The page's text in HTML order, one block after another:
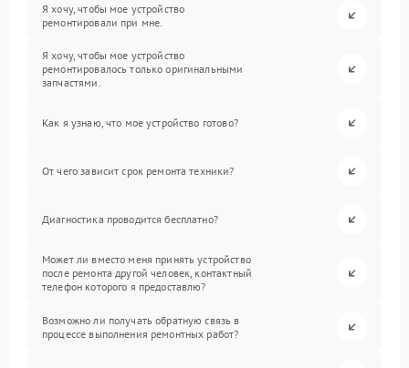
Я хочу, чтобы мое устройство
ремонтировали при мне.
Я хочу, чтобы мое устройство
ремонтировалось только оригинальными
запчастями.
Как я узнаю, что мое устройство готово?
От чего зависит срок ремонта техники?
Диагностика проводится бесплатно?
Может ли вместо меня принять устройство
после ремонта другой человек, контактный
телефон которого я предоставлю?
Возможно ли получать обратную связь в
процессе выполнения ремонтных работ?